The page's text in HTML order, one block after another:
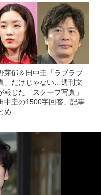
芽郁＆田中圭「ラブラブ
」だけじゃない…週刊文
報じた「スクープ写真」
中圭の1500字回答」記事
め